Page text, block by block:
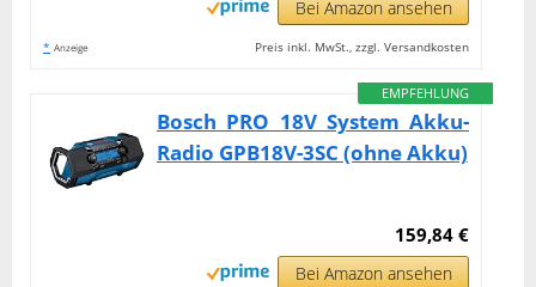
Bei Amazon ansehen
* Anzeige Preis inkl. MwSt., zzgl. Versandkosten
EMPFEHLUNG
Bosch PRO 18V System Akku-
Radio GPB18V-3SC (ohne Akku)
159,84 €
Bei Amazon ansehen